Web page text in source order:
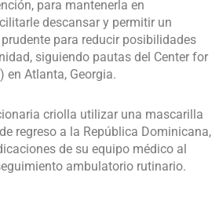
para mantenerla en
descansar y permitir un
para reducir posibilidades
siguiendo pautas del Center for
en Atlanta, Georgia.
criolla utilizar una mascarilla
regreso a la República Dominicana,
de su equipo médico al
ambulatorio rutinario.